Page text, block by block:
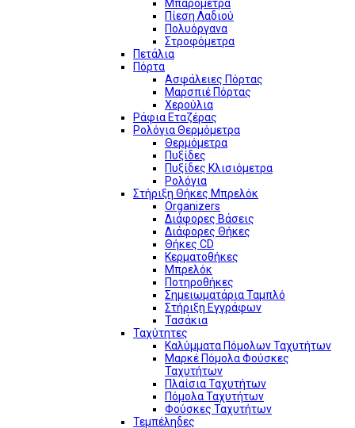
Μπαρόμετρα
Πίεση Λαδιού
Πολυόργανα
Στροφόμετρα
Πετάλια
Πόρτα
Ασφάλειες Πόρτας
Μαρσπιέ Πόρτας
Χερούλια
Ράφια Εταζέρας
Ρολόγια Θερμόμετρα
Θερμόμετρα
Πυξίδες
Πυξίδες Κλισιόμετρα
Ρολόγια
Στήριξη Θήκες Μπρελόκ
Organizers
Διάφορες Βάσεις
Διάφορες Θήκες
Θήκες CD
Κερματοθήκες
Μπρελόκ
Ποτηροθήκες
Σημειωματάρια Ταμπλό
Στήριξη Εγγράφων
Τασάκια
Ταχύτητες
Καλύμματα Πόμολων Ταχυτήτων
Μαρκέ Πόμολα Φούσκες
Ταχυτήτων
Πλαίσια Ταχυτήτων
Πόμολα Ταχυτήτων
Φούσκες Ταχυτήτων
Τεμπέληδες